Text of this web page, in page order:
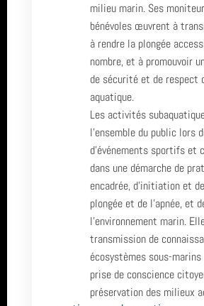
Bio & Environnement
Carentec Finistère
Roses
séjour
Ploumanach Cotes
Sortie
SCP
Catalogne
St Nazaire
Banc de Guérande
mars 2026 (3)
février 2026 (2)
janvier 2026 (1)
décembre 2025 (2)
novembre 2025 (1)
octobre 2025 (3)
août 2025 (1)
année 2025 (24)
année 2024 (2)
milieu marin. Ses
bénévoles œuvrent à
à rendre la plongée
nombre, et à promouvoir
de sécurité et de respect
aquatique.
Les activités
l’ensemble du public lors
d’événements sportifs et
dans une démarche de
encadrée, d’initiation et
plongée et de l’apnée, et
l’environnement marin.
transmission de
écosystèmes sous-
prise de conscience
préservation des milieux